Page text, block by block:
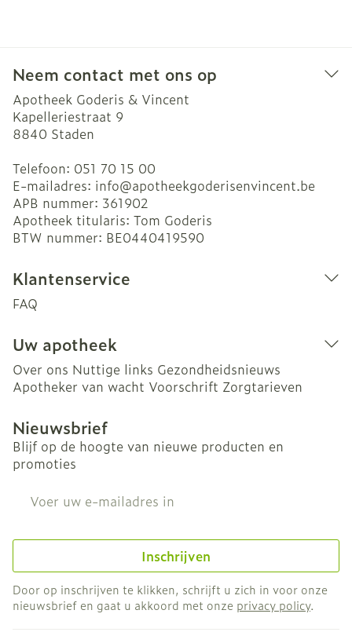
Neem contact met ons op
Apotheek Goderis & Vincent
Kapelleriestraat 9
8840 Staden
Telefoon: 051 70 15 00
E-mailadres: info@apotheekgoderisenvincent.be
APB nummer: 361902
Apotheek titularis: Tom Goderis
BTW nummer: BE0440419590
Klantenservice
FAQ
Uw apotheek
Over ons Nuttige links Gezondheidsnieuws
Apotheker van wacht Voorschrift Zorgtarieven
Nieuwsbrief
Blijf op de hoogte van nieuwe producten en
promoties
Inschrijven
Door op inschrijven te klikken, schrijft u zich in voor onze
nieuwsbrief en gaat u akkoord met onze privacy policy.